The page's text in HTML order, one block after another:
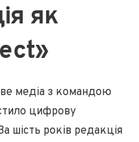
як
медіа з командою
цифрову
шість років редакція